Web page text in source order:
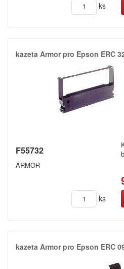
ks
kazeta Armor pro Epson ERC
F55732
ARMOR
ks
kazeta Armor pro Epson ERC